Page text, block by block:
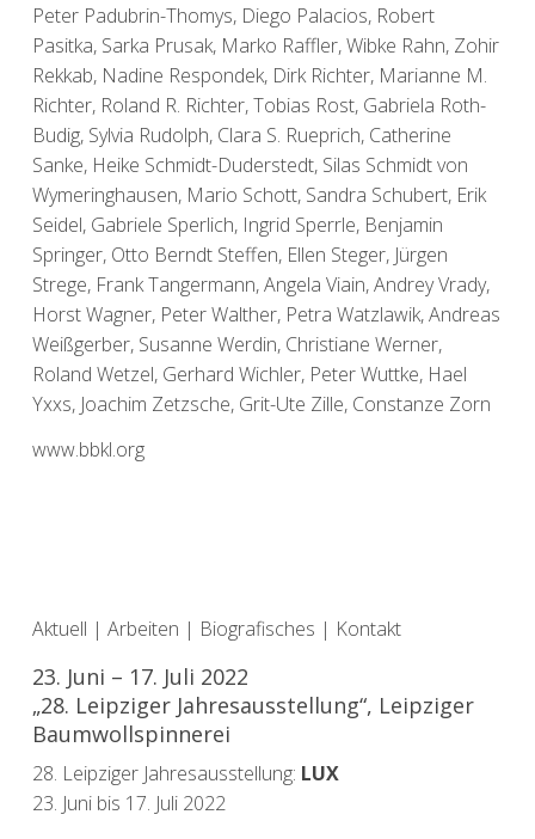
Peter Padubrin-Thomys, Diego Palacios, Robert
Pasitka, Sarka Prusak, Marko Raffler, Wibke Rahn, Zohir
Rekkab, Nadine Respondek, Dirk Richter, Marianne M.
Richter, Roland R. Richter, Tobias Rost, Gabriela Roth-
Budig, Sylvia Rudolph, Clara S. Rueprich, Catherine
Sanke, Heike Schmidt-Duderstedt, Silas Schmidt von
Wymeringhausen, Mario Schott, Sandra Schubert, Erik
Seidel, Gabriele Sperlich, Ingrid Sperrle, Benjamin
Springer, Otto Berndt Steffen, Ellen Steger, Jürgen
Strege, Frank Tangermann, Angela Viain, Andrey Vrady,
Horst Wagner, Peter Walther, Petra Watzlawik, Andreas
Weißgerber, Susanne Werdin, Christiane Werner,
Roland Wetzel, Gerhard Wichler, Peter Wuttke, Hael
Yxxs, Joachim Zetzsche, Grit-Ute Zille, Constanze Zorn
www.bbkl.org
Aktuell | Arbeiten | Biografisches | Kontakt
23. Juni – 17. Juli 2022
„28. Leipziger Jahresausstellung“, Leipziger
Baumwollspinnerei
28. Leipziger Jahresausstellung: LUX
23. Juni bis 17. Juli 2022